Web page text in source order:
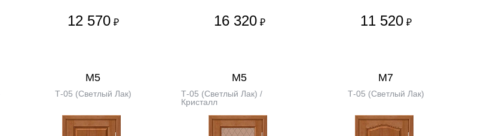
12 570 ₽ 16 320 ₽ 11 520 ₽
М5
Т-05 (Светлый Лак)
М5
Т-05 (Светлый Лак) /
Кристалл
М7
Т-05 (Светлый Лак)